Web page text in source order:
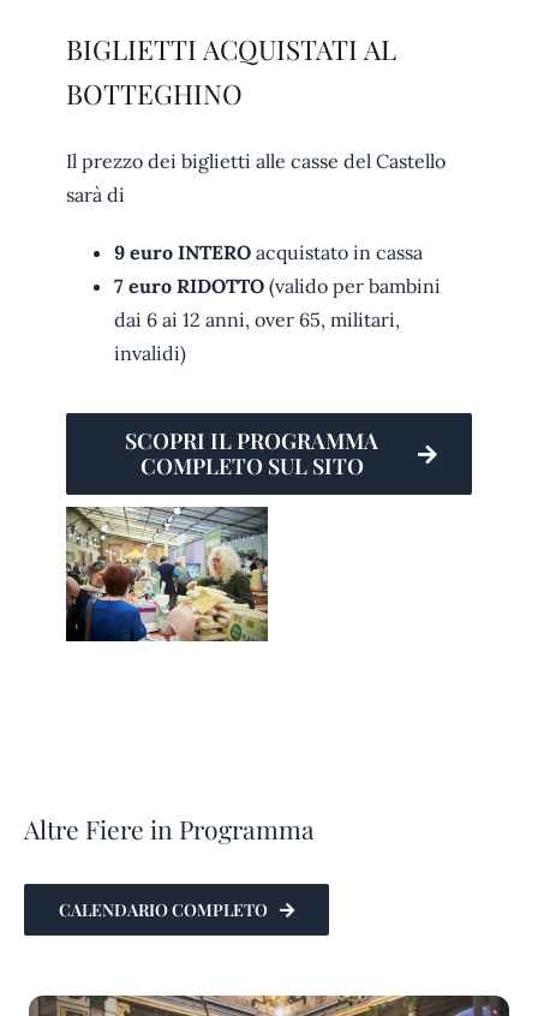
BIGLIETTI ACQUISTATI AL
BOTTEGHINO
Il prezzo dei biglietti alle casse del Castello
sarà di
9 euro INTEROacquistato in cassa
7 euro RIDOTTO(valido per bambini
dai 6 ai 12 anni, over 65, militari,
invalidi)
SCOPRI IL PROGRAMMA
COMPLETO SUL SITO
Altre Fiere in Programma
CALENDARIO COMPLETO